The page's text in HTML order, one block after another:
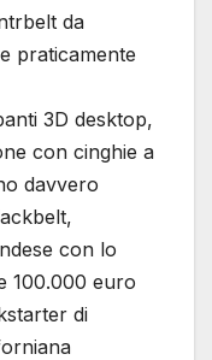
da
praticamente
3D desktop,
con cinghie a
davvero
con lo
100.000 euro
di